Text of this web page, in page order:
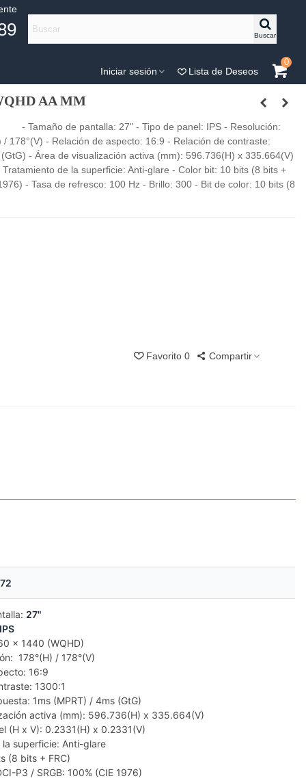
Buscar
Iniciar sesión Lista de Deseos
0
AA MM
de pantalla: 27" - Tipo de panel: IPS - Resolución:
178°(V) - Relación de aspecto: 16:9 - Relación de contraste:
- Área de visualización activa (mm): 596.736(H) x 335.664(V)
de la superficie: Anti-glare - Color bit: 10 bits (8 bits +
- Tasa de refresco: 100 Hz - Brillo: 300 - Bit de color: 10 bits (8
Favorito 0 Compartir
27"
IPS
x 1440 (WQHD)
178°(H) / 178°(V)
16:9
1300:1
1ms (MPRT) / 4ms (GtG)
activa (mm): 596.736(H) x 335.664(V)
(H x V): 0.2331(H) x 0.2331(V)
superficie: Anti-glare
(8 bits + FRC)
P3 / SRGB: 100% (CIE 1976)